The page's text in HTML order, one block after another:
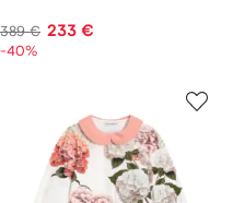
389 € 233 €
-40%